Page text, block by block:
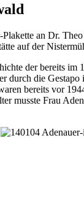
an Dr.
auf der
der bereits
durch die
bereits vor
musste Frau